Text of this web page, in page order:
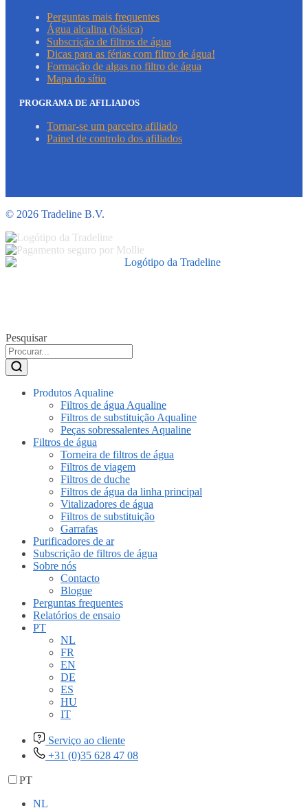
Perguntas mais frequentes
Água alcalina (básica)
Subscrição de filtros de água
Dicas para as férias com filtro de água!
Formação de algas no filtro de água
Mapa do sítio
PROGRAMA DE AFILIADOS
Tornar-se um parceiro afiliado
Painel de controlo dos afiliados
© 2026 Tradeline B.V.
Pesquisar
Produtos Aqualine
Filtros de água Aqualine
Filtros de substituição Aqualine
Peças sobressalentes Aqualine
Filtros de água
Torneira de filtros de água
Filtros de viagem
Filtros de duche
Filtros de água da linha principal
Vitalizadores de água
Filtros de substituição
Garrafas
Purificadores de ar
Subscrição de filtros de água
Sobre nós
Contacto
Blogue
Perguntas frequentes
Relatórios de ensaio
PT
NL
FR
EN
DE
ES
HU
IT
Serviço ao cliente
+31 (0)35 628 47 08
PT
NL